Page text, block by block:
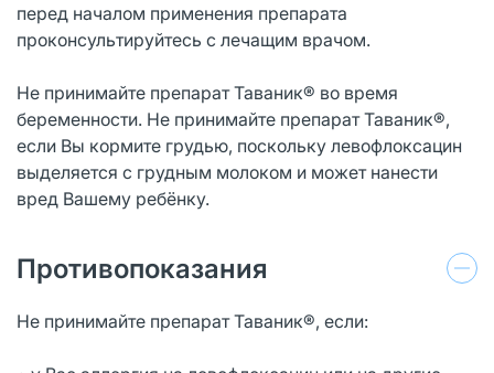
перед началом применения препарата
проконсультируйтесь с лечащим врачом.
Не принимайте препарат Таваник® во время
беременности. Не принимайте препарат Таваник®,
если Вы кормите грудью, поскольку левофлоксацин
выделяется с грудным молоком и может нанести
вред Вашему ребёнку.
Противопоказания
Не принимайте препарат Таваник®, если: